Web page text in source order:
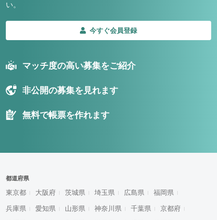
い。
今すぐ会員登録
マッチ度の高い募集をご紹介
非公開の募集を見れます
無料で帳票を作れます
都道府県
東京都 大阪府 茨城県 埼玉県 広島県 福岡県
兵庫県 愛知県 山形県 神奈川県 千葉県 京都府